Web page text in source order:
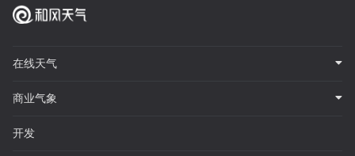
在线天气
商业气象
开发